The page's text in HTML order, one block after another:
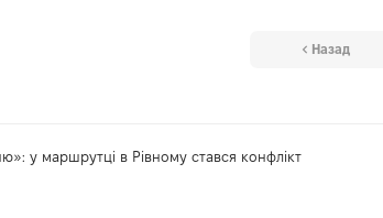
Назад
у маршрутці в Рівному стався конфлікт